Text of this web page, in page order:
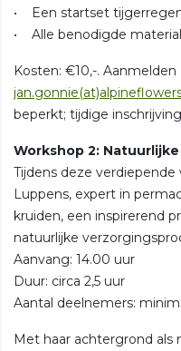
• Een startset
• Alle benodigde
Kosten: €10,-. Aanmelden
beperkt; tijdige
Workshop 2:
Tijdens deze
Luppens, expert in
kruiden, een inspirerend
natuurlijke
Aanvang: 14.00 uur
Duur: circa 2,5 uur
Aantal deelnemers:
Met haar achtergrond als